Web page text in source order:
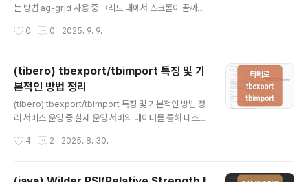
야 하는 상황이었기 때문에 각 서버 애플리케이션에서 CO
우저..
는 방법 ag-grid 사용 중 그리드 내에서 스크롤이 끝까지
크롤이 끝까지 내려왔는지 확인하는 코드를 간단하게 기록
으며 관련 내용도 아래 기록해 두었으니 함께 확인하시면
좋을 것 같습니다. // gridOptions gridOptions["onB
odyScrollEnd"] = function(event) { const gridBo
dy = document.querySelector('.ag-body-viewp
0 0 2025. 9. 9.
(tibero) tbexport/tbimport 특징 및 기
본적인 방법 정리
(tibero) tbexport/tbimport 특징 및 기본적인 방법 정
리 서비스 운영 중 실제 운영 서버의 데이터를 통해 테스트
발 DB로 가져왔으며, 그 과정에서 사용 중인 DBMS tiber
4 2 2025. 8. 30.